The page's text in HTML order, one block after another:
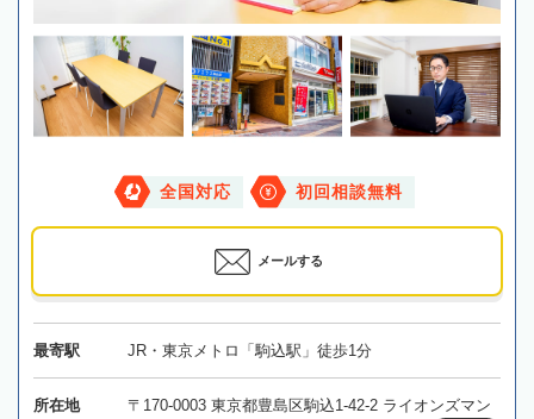
全国対応 初回相談無料
メールする
最寄駅 JR・東京メトロ「駒込駅」徒歩1分
所在地
〒170-0003 東京都豊島区駒込1-42-2 ライオンズマン